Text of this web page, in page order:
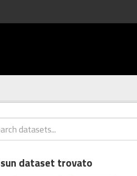
dataset trovato